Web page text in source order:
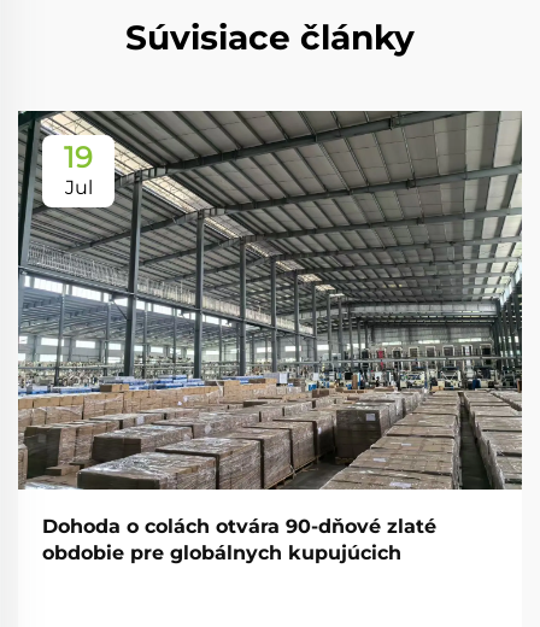
Súvisiace články
19
Jul
Dohoda o colách otvára 90-dňové zlaté
obdobie pre globálnych kupujúcich